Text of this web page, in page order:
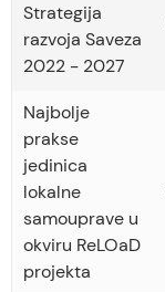
Strategija
razvoja Saveza
2022 - 2027
Najbolje
prakse
jedinica
lokalne
samouprave u
okviru ReLOaD
projekta